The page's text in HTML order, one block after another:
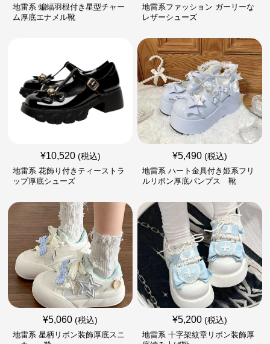
地雷系 蝙蝠羽根付き星型チャー
ム厚底エナメル靴
地雷系ファッション ガーリーな
レザーシューズ
¥10,520 (税込)
地雷系 花飾り付きティーストラ
ップ厚底シューズ
¥5,490 (税込)
地雷系 ハート金具付き姫系フリ
ルリボン厚底パンプス 靴
¥5,060 (税込)
地雷系 星柄リボン装飾厚底スニ
¥5,200 (税込)
地雷系 十字架紋章リボン装飾厚